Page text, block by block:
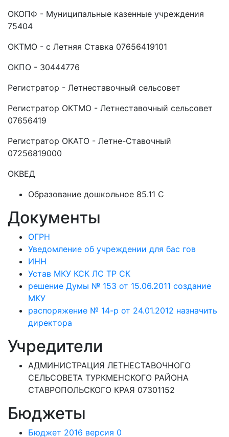
ОКОПФ - Муниципальные казенные учреждения
75404
ОКТМО - с Летняя Ставка 07656419101
ОКПО - 30444776
Регистратор - Летнеставочный сельсовет
Регистратор ОКТМО - Летнеставочный сельсовет
07656419
Регистратор ОКАТО - Летне-Ставочный
07256819000
ОКВЕД
Образование дошкольное 85.11 C
Документы
ОГРН
Уведомление об учреждении для бас гов
ИНН
Устав МКУ КСК ЛС ТР СК
решение Думы № 153 от 15.06.2011 создание
МКУ
распоряжение № 14-р от 24.01.2012 назначить
директора
Учредители
АДМИНИСТРАЦИЯ ЛЕТНЕСТАВОЧНОГО
СЕЛЬСОВЕТА ТУРКМЕНСКОГО РАЙОНА
СТАВРОПОЛЬСКОГО КРАЯ 07301152
Бюджеты
Бюджет 2016 версия 0